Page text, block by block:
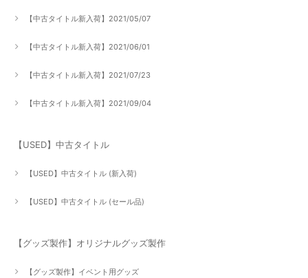
【中古タイトル新入荷】2021/05/07
【中古タイトル新入荷】2021/06/01
【中古タイトル新入荷】2021/07/23
【中古タイトル新入荷】2021/09/04
【USED】中古タイトル
【USED】中古タイトル (新入荷)
【USED】中古タイトル (セール品)
【グッズ製作】オリジナルグッズ製作
【グッズ製作】イベント用グッズ